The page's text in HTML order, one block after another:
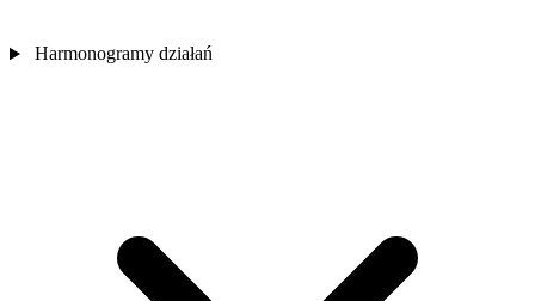
Harmonogramy działań